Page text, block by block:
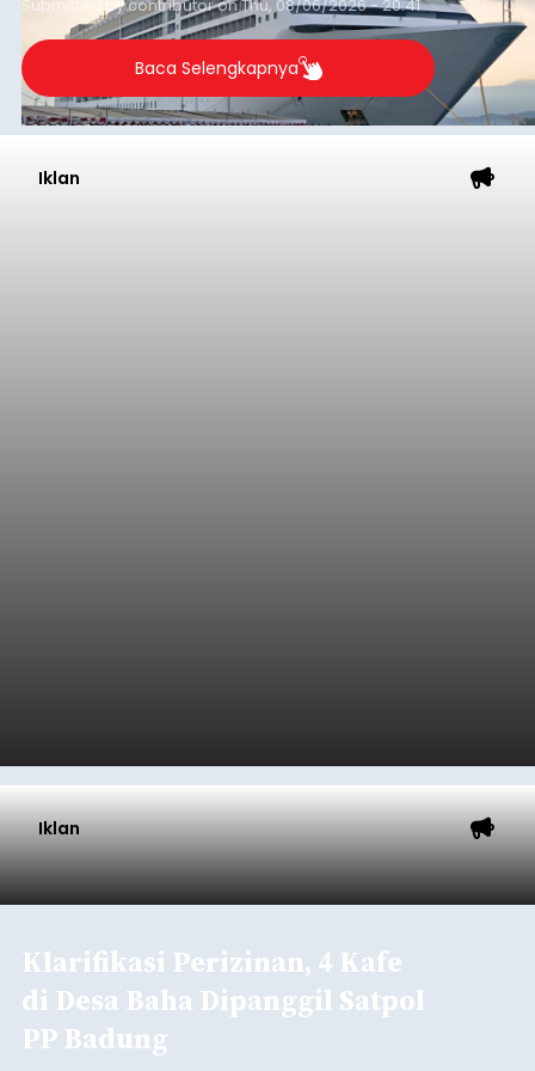
Submitted bycontributoronThu, 08/06/2026 - 20:41
Baca Selengkapnya
Iklan
Iklan
Klarifikasi Perizinan, 4 Kafe
di Desa Baha Dipanggil Satpol
PP Badung